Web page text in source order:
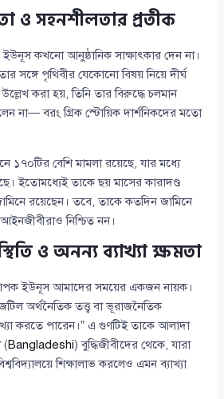
ও সহনশীলতার প্রতীক
কখনো আনুষ্ঠানিক সাক্ষাৎকার দেন না।
সঙ্গে পৃথিবীর যেকোনো বিষয় নিয়ে দীর্ঘ
করা হয়, তিনি তার বিরুদ্ধে চলমান
না— বরং গ্রিক স্টোয়িক দার্শনিকদের মতো
১৭০টির বেশি মামলা রয়েছে, যার মধ্যে
ইতোমধ্যেই তাকে ছয় মাসের কারাদণ্ড
রয়েছেন। তবে, তাকে কতদিন জামিনে
নিশ্চিত নন।
ও অনন্য ব্যাখ্যা ক্ষমতা
ইউনূস আমাদের সময়ের একজন নায়ক।
অর্থনৈতিক তত্ত্ব বা ভূরাজনৈতিক
করতে পারেন।” এ গুণটিই তাকে আলাদা
(Bangladeshi) বুদ্ধিজীবীদের থেকে, যারা
শিক্ষালাভ করলেও এমন ব্যাখ্যা